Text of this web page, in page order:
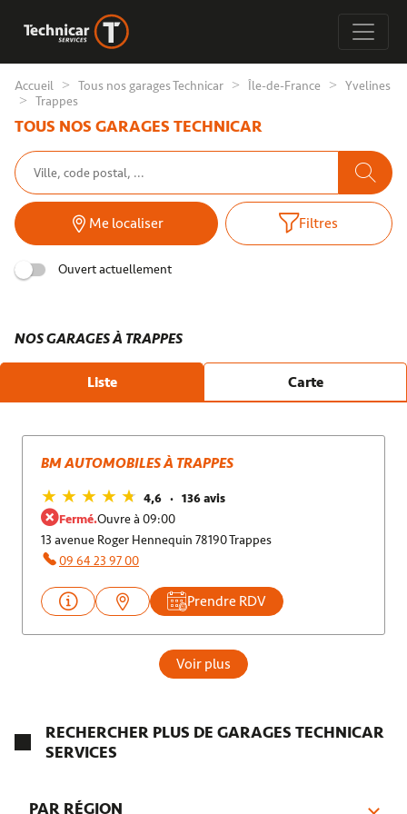
Accueil Tous nos garages Technicar Île-de-France
Yvelines
Trappes
TOUS NOS GARAGES TECHNICAR
Me localiser Filtres
Ouvert actuellement
NOS GARAGES À TRAPPES
Liste Carte
BM AUTOMOBILES À TRAPPES
4,6
136 avis
Fermé.Ouvre à 09:00
13 avenue Roger Hennequin 78190 Trappes
09 64 23 97 00
Prendre RDV
Voir plus
RECHERCHER PLUS DE GARAGES TECHNICAR
SERVICES
PAR RÉGION